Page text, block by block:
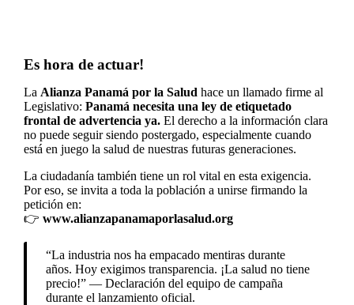
Es hora de actuar!
La Alianza Panamá por la Salud hace un llamado firme al
Legislativo: Panamá necesita una ley de etiquetado
frontal de advertencia ya. El derecho a la información clara
no puede seguir siendo postergado, especialmente cuando
está en juego la salud de nuestras futuras generaciones.
La ciudadanía también tiene un rol vital en esta exigencia.
Por eso, se invita a toda la población a unirse firmando la
petición en:
👉 www.alianzapanamaporlasalud.org
“La industria nos ha empacado mentiras durante
años. Hoy exigimos transparencia. ¡La salud no tiene
precio!” — Declaración del equipo de campaña
durante el lanzamiento oficial.